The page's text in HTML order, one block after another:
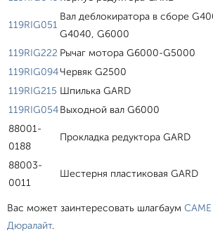
119RIG051
Вал деблокиратора в сборе
G4040, G6000
119RIG222 Рычаг мотора G6000-G5000
119RIG094Червяк G2500
119RIG215 Шпилька GARD
119RIG054Выходной вал G6000
88001-
0188
Прокладка редуктора GARD
88003-
0011
Шестерня пластиковая GARD
Вас может заинтересовать шлагбаум
Дюралайт.